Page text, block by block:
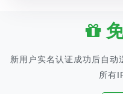
新用户实名认证成功后自
所有